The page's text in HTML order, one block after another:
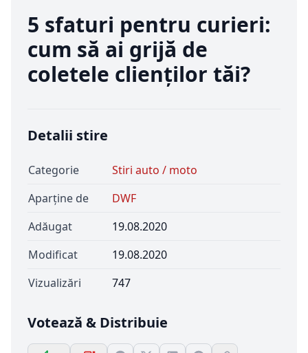
5 sfaturi pentru curieri:
cum să ai grijă de
coletele clienților tăi?
Detalii stire
Categorie
Stiri auto / moto
Aparține de
DWF
Adăugat
19.08.2020
Modificat
19.08.2020
Vizualizări
747
Votează & Distribuie